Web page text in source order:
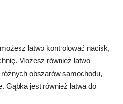
łatwo kontrolować nacisk,
Możesz również łatwo
obszarów samochodu,
Gąbka jest również łatwa do